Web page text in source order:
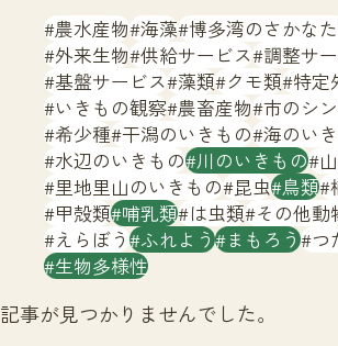
文字サイズ 小 中
生物多様性ふくおかウェブセン
サイトマップ
農水産物 海藻 博多湾のさかな
外来生物 供給サービス 調整サ
基盤サービス 藻類 クモ類 特定
いきもの観察 農畜産物 市のシ
希少種 干潟のいきもの 海のい
水辺のいきもの 川のいきもの
里地里山のいきもの 昆虫 鳥類
甲殻類 哺乳類 は虫類 その他動
えらぼう ふれよう まもろう つ
生物多様性
記事が見つかりませんでした。